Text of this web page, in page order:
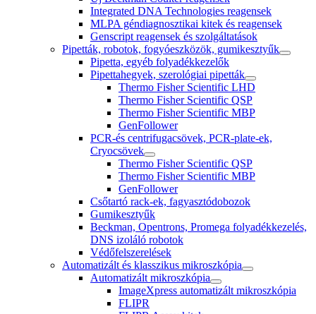
Integrated DNA Technologies reagensek
MLPA géndiagnosztikai kitek és reagensek
Genscript reagensek és szolgáltatások
Pipetták, robotok, fogyóeszközök, gumikesztyűk
Pipetta, egyéb folyadékkezelők
Pipettahegyek, szerológiai pipetták
Thermo Fisher Scientific LHD
Thermo Fisher Scientific QSP
Thermo Fisher Scientific MBP
GenFollower
PCR-és centrifugacsövek, PCR-plate-ek,
Cryocsövek
Thermo Fisher Scientific QSP
Thermo Fisher Scientific MBP
GenFollower
Csőtartó rack-ek, fagyasztódobozok
Gumikesztyűk
Beckman, Opentrons, Promega folyadékkezelés,
DNS izoláló robotok
Védőfelszerelések
Automatizált és klasszikus mikroszkópia
Automatizált mikroszkópia
ImageXpress automatizált mikroszkópia
FLIPR